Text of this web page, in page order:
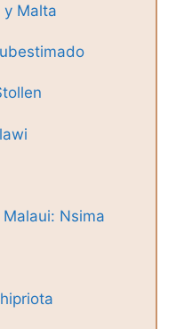
y Malta
Nsima